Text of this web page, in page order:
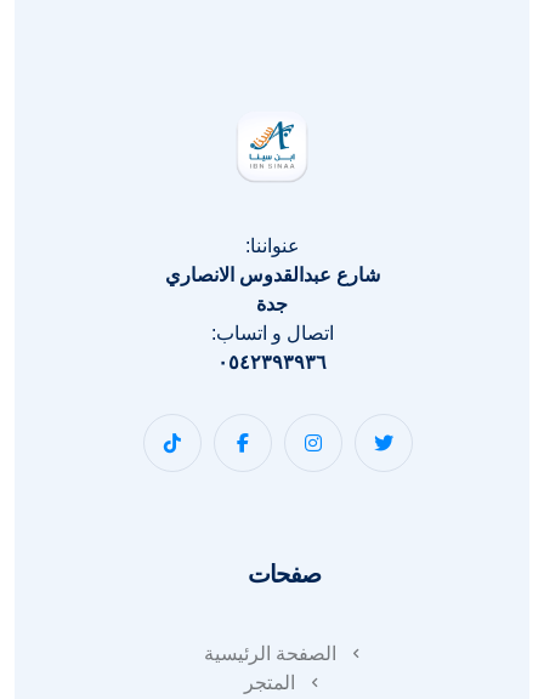
عنواننا:
شارع عبدالقدوس الانصاري
جدة
اتصال و اتساب:
٠٥٤٢٣٩٣٩٣٦
صفحات
الصفحة الرئيسية
المتجر